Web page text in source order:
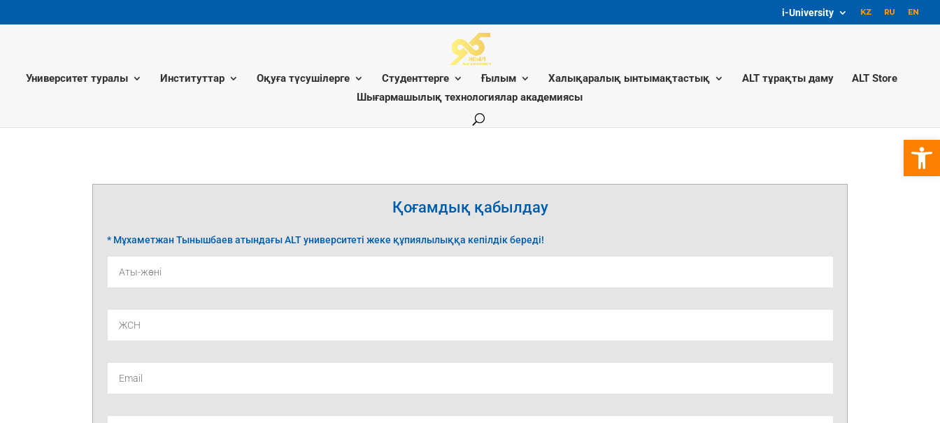
i-University
Университет туралы Институттар Оқуға түсушілерге Студенттерге Ғылым Халықаралық ынтымақтастық ALT тұрақты даму
ALT Store
Шығармашылық технологиялар академиясы
Қоғамдық қабылдау
* Мұхаметжан Тынышбаев атындағы ALT университеті жеке құпиялылыққа кепілдік береді!